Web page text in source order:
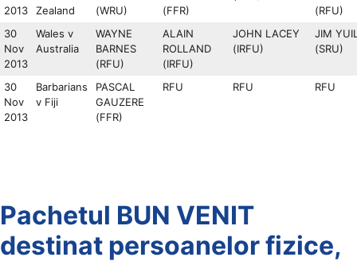
2013
Zealand
(WRU)
(FFR)
(RFU)
30
Nov
2013
Wales v
Australia
WAYNE
BARNES
(RFU)
ALAIN
ROLLAND
(IRFU)
JOHN LACEY
(IRFU)
JIM
(SRU)
30
Nov
2013
Barbarians
v Fiji
PASCAL
GAUZERE
(FFR)
RFU RFU RFU
Pachetul BUN VENIT
destinat persoanelor fizice,